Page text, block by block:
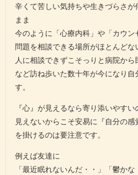
辛くて苦しい気持ちや生きづらさが
まま
今のように「心療内科」や「カウ
問題を相談できる場所がほとんどな
人に相談できずこそっりと病院か
など訪ね歩いた数十年が今になり自
す。
『心』が見えるなら寄り添いやす
見えないからこそ安易に『自分の
を掛けるのは要注意です。
例えば友達に
「最近眠れないんだ・・」「鬱か